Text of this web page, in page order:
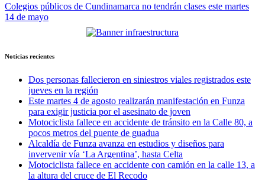
Colegios públicos de Cundinamarca no tendrán clases este martes
14 de mayo
Noticias recientes
Dos personas fallecieron en siniestros viales registrados este
jueves en la región
Este martes 4 de agosto realizarán manifestación en Funza
para exigir justicia por el asesinato de joven
Motociclista fallece en accidente de tránsito en la Calle 80, a
pocos metros del puente de guadua
Alcaldía de Funza avanza en estudios y diseños para
invervenir vía ‘La Argentina’, hasta Celta
Motociclista fallece en accidente con camión en la calle 13, a
la altura del cruce de El Recodo